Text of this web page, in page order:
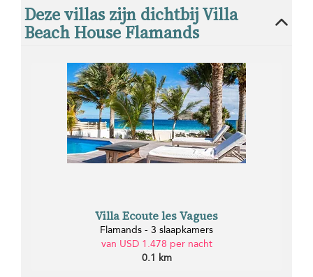
Deze villas zijn dichtbij Villa
Beach House Flamands
Villa Ecoute les Vagues
Flamands - 3 slaapkamers
van USD 1.478 per nacht
0.1 km